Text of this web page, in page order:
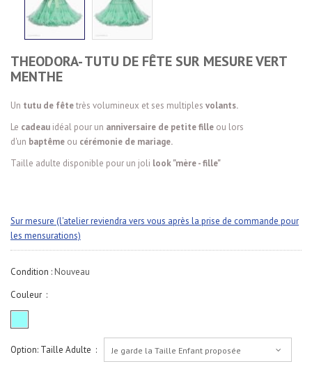
THEODORA- TUTU DE FÊTE SUR MESURE VERT
MENTHE
Un tutu de fêtetrès volumineux et ses multiples volants.
Le cadeau idéal pour un anniversaire de petite fille ou lors
d'un baptême ou cérémonie de mariage.
Taille adulte disponible pour un joli look "mère - fille"
Sur mesure (l'atelier reviendra vers vous après la prise de commande pour
les mensurations)
Condition : Nouveau
Couleur :
Option: Taille Adulte : Je garde la Taille Enfant proposée